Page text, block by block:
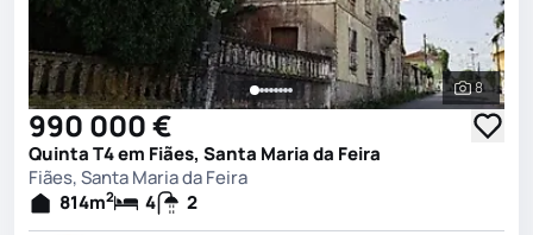
Ver
8
990 000 €
Quinta T4 em Fiães, Santa Maria da Feira
Fiães, Santa Maria da Feira
814m2 4 2